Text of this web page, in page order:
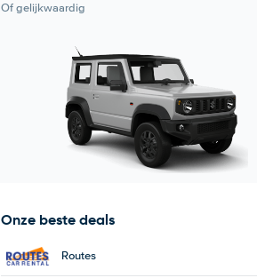
Of gelijkwaardig
Onze beste deals
Routes